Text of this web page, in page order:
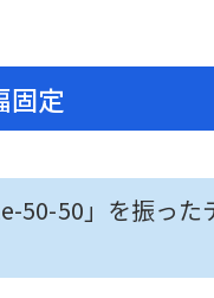
固定
50-50」を振った